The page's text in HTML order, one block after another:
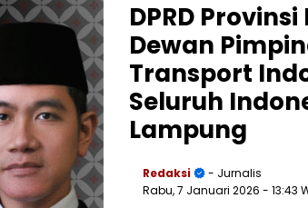
DPRD
Dewan
Transport
Seluruh
Lampung
Redaksi
- Jurnalis
Rabu, 7 Januari 2026 - 13:43